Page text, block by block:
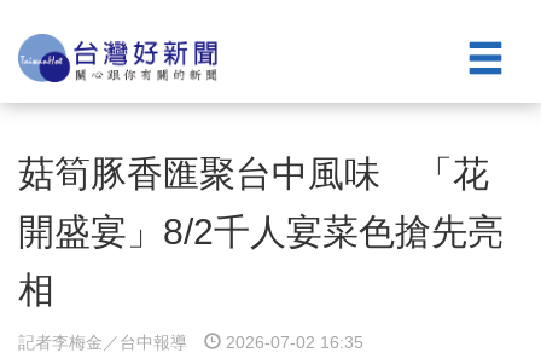
菇筍豚香匯聚台中風味 「花
開盛宴」8/2千人宴菜色搶先亮
相
記者李梅金／台中報導 2026-07-02 16:35